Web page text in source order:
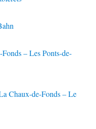
– Les Ponts-de-
Chaux-de-Fonds – Le